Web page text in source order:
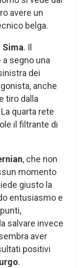
avere un
belga.
Sima. Il
segno una
dei
anche
tiro dalla
quarta rete
il filtrante di
, che non
momento
giusto la
entusiasmo e
salvare invece
aver
positivi
.